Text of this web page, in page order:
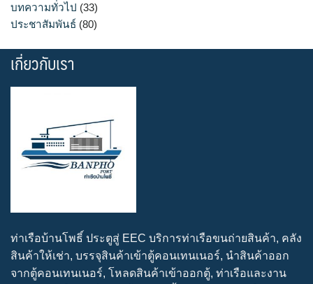
บทความทั่วไป (33)
ประชาสัมพันธ์ (80)
เกี่ยวกับเรา
ท่าเรือบ้านโพธิ์ ประตูสู่ EEC บริการท่าเรือขนถ่ายสินค้า, คลัง
สินค้าให้เช่า, บรรจุสินค้าเข้าตู้คอนเทนเนอร์, นำสินค้าออก
จากตู้คอนเทนเนอร์, โหลดสินค้าเข้าออกตู้, ท่าเรือและงาน